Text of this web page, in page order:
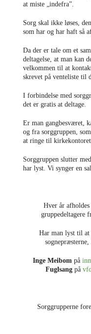
at miste „indefra”.
Sorg skal ikke løses,
som har og har haft så
Da der er tale om et
deltagelse, at man kan
velkommen til at
skrevet på venteliste til
I forbindelse med
det er gratis at deltage.
Er man gangbesværet,
og fra sorggruppen,
at ringe til
Sorggruppen slutter
har lyst. Vi synger en
Hver år
gruppedeltagere
Har man lyst til at
Inge Meibom på
Fuglsang på
Sorggrupperne